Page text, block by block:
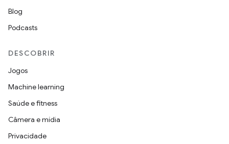
Blog
Podcasts
DESCOBRIR
Jogos
Machine learning
Saúde e fitness
Câmera e mídia
Privacidade